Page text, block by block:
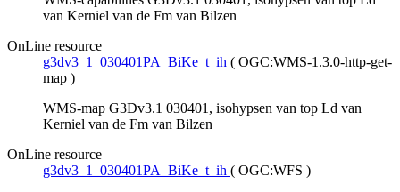
van Kerniel van de Fm van Bilzen
OnLine resource
g3dv3_1_030401PA_BiKe_t_ih ( OGC:WMS-1.3.0-http-get-
map )
WMS-map G3Dv3.1 030401, isohypsen van top Ld van
Kerniel van de Fm van Bilzen
OnLine resource
g3dv3_1_030401PA_BiKe_t_ih ( OGC:WFS )